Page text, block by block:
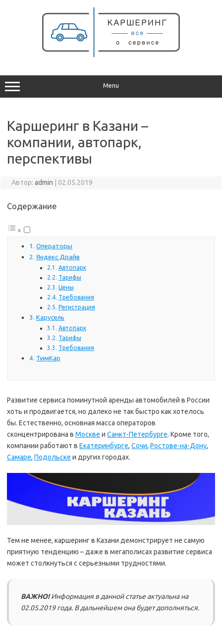
содержимому
Menu
Каршеринг в Казани –
компании, автопарк,
перспективы
Автор: admin 02.05.2019
Содержание
Операторы
Яндекс Драйв
Автопарк
Тарифы
Цены
Требования
Регистрация
Карусель
Автопарк
Тарифы
Требования
ТимКар
Развитие сервиса поминутной аренды автомобилей в России
хоть и продвигается, но далеко не так быстро как хотелось
бы. Естественно, основная масса операторов
сконцентрирована в Москве и Санкт-Петербурге. Кроме того,
компании работают в Екатеринбурге, Сочи, Ростове-на-Дону,
Самаре, Подольске и других городах.
Тем не менее, каршеринг в Казани демонстрирует не самую
приятную тенденцию – даже в мегаполисах развитие сервиса
может столкнуться с серьезными трудностями.
ВАЖНО!Информация в данной статье актуальна на
02.05.2019 года. В дальнейшем она будет дополняться.